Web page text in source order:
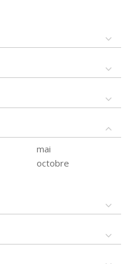
mai
octobre